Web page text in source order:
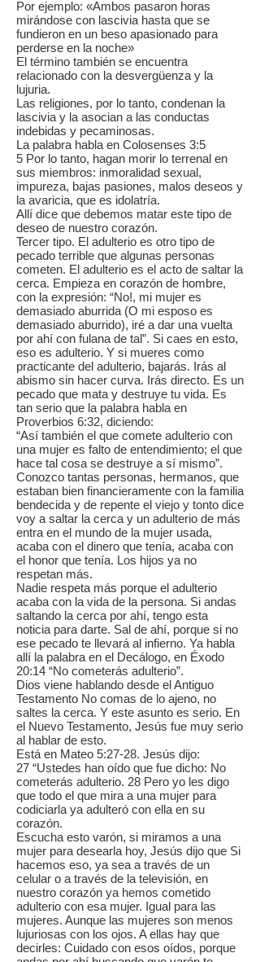
Por ejemplo: «Ambos pasaron horas
mirándose con lascivia hasta que se
fundieron en un beso apasionado para
perderse en la noche»
El término también se encuentra
relacionado con la desvergüenza y la
lujuria.
Las religiones, por lo tanto, condenan la
lascivia y la asocian a las conductas
indebidas y pecaminosas.
La palabra habla en Colosenses 3:5
5 Por lo tanto, hagan morir lo terrenal en
sus miembros: inmoralidad sexual,
impureza, bajas pasiones, malos deseos y
la avaricia, que es idolatría.
Allí dice que debemos matar este tipo de
deseo de nuestro corazón.
Tercer tipo. El adulterio es otro tipo de
pecado terrible que algunas personas
cometen. El adulterio es el acto de saltar la
cerca. Empieza en corazón de hombre,
con la expresión: “No!, mi mujer es
demasiado aburrida (O mi esposo es
demasiado aburrido), iré a dar una vuelta
por ahí con fulana de tal”. Si caes en esto,
eso es adulterio. Y si mueres como
practicante del adulterio, bajarás. Irás al
abismo sin hacer curva. Irás directo. Es un
pecado que mata y destruye tu vida. Es
tan serio que la palabra habla en
Proverbios 6:32, diciendo:
“Así también el que comete adulterio con
una mujer es falto de entendimiento; el que
hace tal cosa se destruye a sí mismo”.
Conozco tantas personas, hermanos, que
estaban bien financieramente con la familia
bendecida y de repente el viejo y tonto dice
voy a saltar la cerca y un adulterio de más
entra en el mundo de la mujer usada,
acaba con el dinero que tenía, acaba con
el honor que tenía. Los hijos ya no
respetan más.
Nadie respeta más porque el adulterio
acaba con la vida de la persona. Si andas
saltando la cerca por ahí, tengo esta
noticia para darte. Sal de ahí, porque si no
ese pecado te llevará al infierno. Ya habla
allí la palabra en el Decálogo, en Éxodo
20:14 “No cometerás adulterio”.
Dios viene hablando desde el Antiguo
Testamento No comas de lo ajeno, no
saltes la cerca. Y este asunto es serio. En
el Nuevo Testamento, Jesús fue muy serio
al hablar de esto.
Está en Mateo 5:27-28. Jesús dijo:
27 “Ustedes han oído que fue dicho: No
cometerás adulterio. 28 Pero yo les digo
que todo el que mira a una mujer para
codiciarla ya adulteró con ella en su
corazón.
Escucha esto varón, si miramos a una
mujer para desearla hoy, Jesús dijo que Si
hacemos eso, ya sea a través de un
celular o a través de la televisión, en
nuestro corazón ya hemos cometido
adulterio con esa mujer. Igual para las
mujeres. Aunque las mujeres son menos
lujuriosas con los ojos. A ellas hay que
decirles: Cuidado con esos oídos, porque